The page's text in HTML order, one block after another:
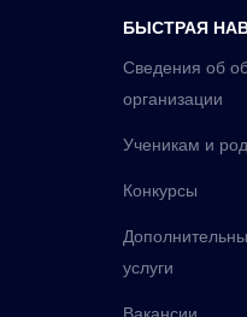
БЫСТРАЯ
Сведения об
организации
Ученикам и
Конкурсы
услуги